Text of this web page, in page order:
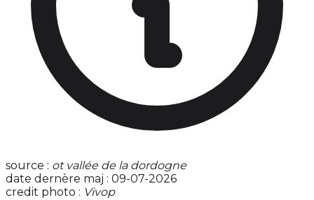
source : ot vallée de la dordogne
date dernère maj : 09-07-2026
credit photo : Vivop